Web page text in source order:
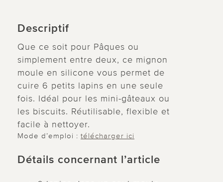
Descriptif
Que ce soit pour Pâques ou
simplement entre deux, ce mignon
moule en silicone vous permet de
cuire 6 petits lapins en une seule
fois. Idéal pour les mini-gâteaux ou
les biscuits. Réutilisable, flexible et
facile à nettoyer.
Mode d’emploi : télécharger ici
Détails concernant l’article